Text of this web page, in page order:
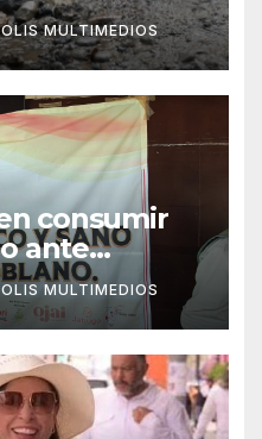
riesgo diario
MULTIMEDIOS
consumir
ante
MULTIMEDIOS